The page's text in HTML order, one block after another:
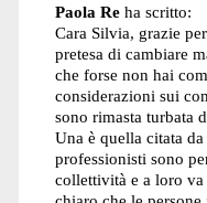
Paola Re ha scritto:
Cara Silvia, grazie
pretesa di cambiare
che forse non hai
considerazioni sui
sono rimasta turbata
Una è quella citata
professionisti sono
collettività e a loro